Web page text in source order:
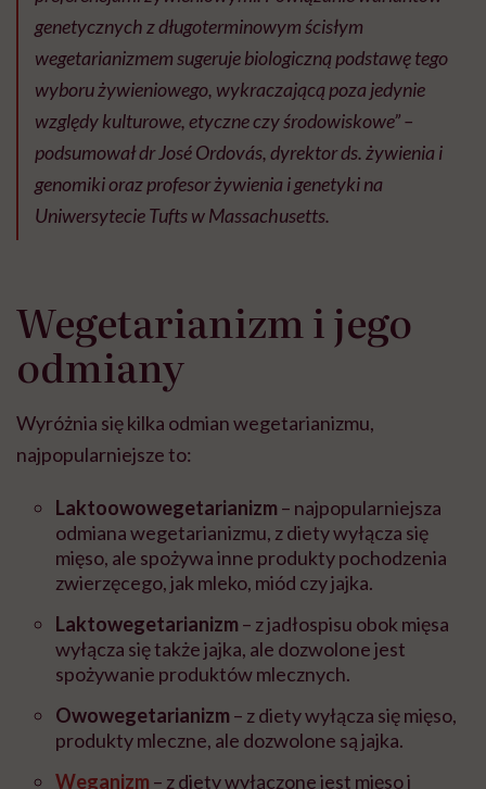
genetycznych z długoterminowym ścisłym
wegetarianizmem sugeruje biologiczną podstawę tego
wyboru żywieniowego, wykraczającą poza jedynie
względy kulturowe, etyczne czy środowiskowe” –
podsumował dr José Ordovás, dyrektor ds. żywienia i
genomiki oraz profesor żywienia i genetyki na
Uniwersytecie Tufts w Massachusetts.
Wegetarianizm i jego
odmiany
Wyróżnia się kilka odmian wegetarianizmu,
najpopularniejsze to:
Laktoowowegetarianizm – najpopularniejsza
odmiana wegetarianizmu, z diety wyłącza się
mięso, ale spożywa inne produkty pochodzenia
zwierzęcego, jak mleko, miód czy jajka.
Laktowegetarianizm – z jadłospisu obok mięsa
wyłącza się także jajka, ale dozwolone jest
spożywanie produktów mlecznych.
Owowegetarianizm – z diety wyłącza się mięso,
produkty mleczne, ale dozwolone są jajka.
Weganizm – z diety wyłączone jest mięso i